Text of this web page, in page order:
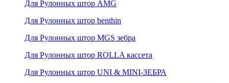
Для Рулонных штор AMG
Для Рулонных штор benthin
Для Рулонных штор MGS зебра
Для Рулонных штор ROLLA кассета
Для Рулонных штор UNI & MINI-ЗЕБРА